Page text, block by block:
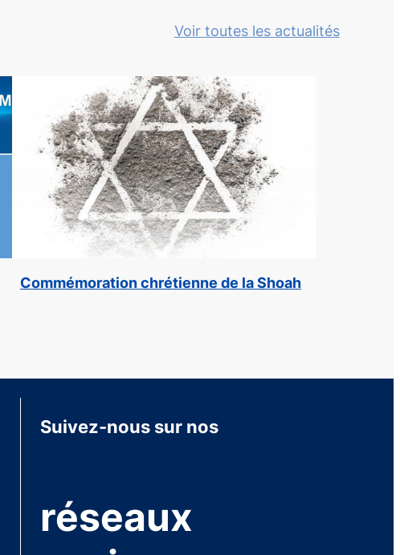
Voir toutes les actualités
Commémoration chrétienne de la Shoah
Suivez-nous sur nos
réseaux